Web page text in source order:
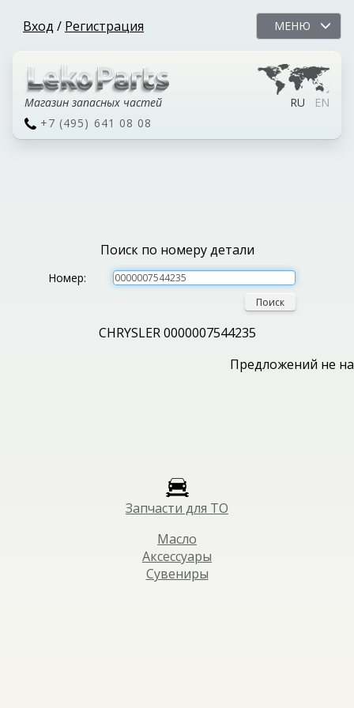
Вход / Регистрация МЕНЮ
Магазин запасных частей RU
EN
+7 (495) 641 08 08
Поиск по номеру детали
Номер:
Поиск
CHRYSLER 0000007544235
Предложений не
Запчасти для ТО
Масло
Аксессуары
Сувениры